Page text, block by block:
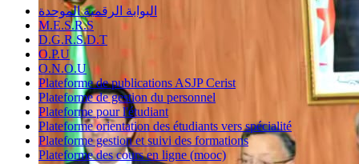
البوابة الرقمية الموحدة
M.E.S.R.S
D.G.R.S.D.T
O.P.U
O.N.O.U
Plateforme de publications ASJP Cerist
Plateforme de gestion du personnel
Plateforme pour l'étudiant
Plateforme orientation des étudiants vers spécialité
Plateforme gestion et suivi des formations
Plateforme des cours en ligne (mooc)